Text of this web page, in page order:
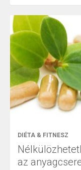
DIÉTA & FITNESZ
az